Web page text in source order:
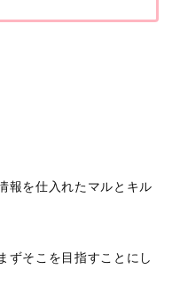
報を仕入れたマルとキル
ずそこを目指すことにし